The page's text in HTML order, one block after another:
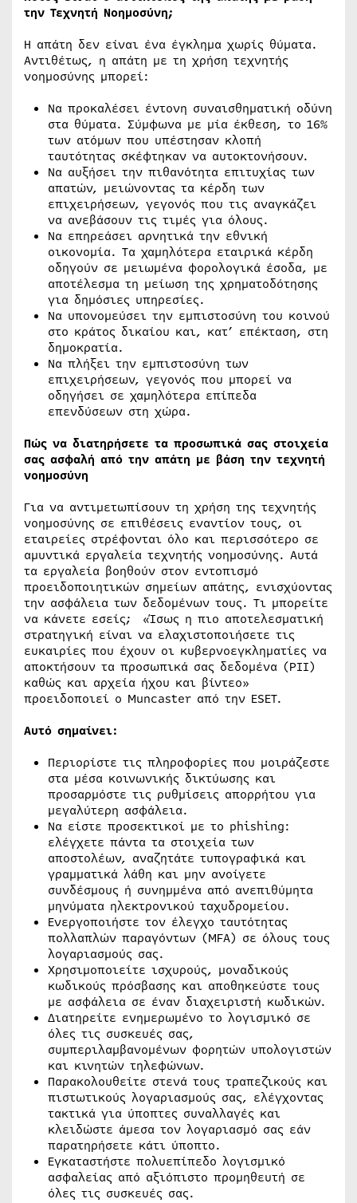
την Τεχνητή Νοημοσύνη;
Η απάτη δεν είναι ένα έγκλημα χωρίς θύματα.
Αντιθέτως, η απάτη με τη χρήση τεχνητής
νοημοσύνης μπορεί:
Να προκαλέσει έντονη συναισθηματική οδύνη
στα θύματα. Σύμφωνα με μία έκθεση, το 16%
των ατόμων που υπέστησαν κλοπή
ταυτότητας σκέφτηκαν να αυτοκτονήσουν.
Να αυξήσει την πιθανότητα επιτυχίας των
απατών, μειώνοντας τα κέρδη των
επιχειρήσεων, γεγονός που τις αναγκάζει
να ανεβάσουν τις τιμές για όλους.
Να επηρεάσει αρνητικά την εθνική
οικονομία. Τα χαμηλότερα εταιρικά κέρδη
οδηγούν σε μειωμένα φορολογικά έσοδα, με
αποτέλεσμα τη μείωση της χρηματοδότησης
για δημόσιες υπηρεσίες.
Να υπονομεύσει την εμπιστοσύνη του κοινού
στο κράτος δικαίου και, κατ’ επέκταση, στη
δημοκρατία.
Να πλήξει την εμπιστοσύνη των
επιχειρήσεων, γεγονός που μπορεί να
οδηγήσει σε χαμηλότερα επίπεδα
επενδύσεων στη χώρα.
Πώς να διατηρήσετε τα προσωπικά σας στοιχεία
σας ασφαλή από την απάτη με βάση την τεχνητή
νοημοσύνη
Για να αντιμετωπίσουν τη χρήση της τεχνητής
νοημοσύνης σε επιθέσεις εναντίον τους, οι
εταιρείες στρέφονται όλο και περισσότερο σε
αμυντικά εργαλεία τεχνητής νοημοσύνης. Αυτά
τα εργαλεία βοηθούν στον εντοπισμό
προειδοποιητικών σημείων απάτης, ενισχύοντας
την ασφάλεια των δεδομένων τους. Τι μπορείτε
να κάνετε εσείς; «Ίσως η πιο αποτελεσματική
στρατηγική είναι να ελαχιστοποιήσετε τις
ευκαιρίες που έχουν οι κυβερνοεγκληματίες να
αποκτήσουν τα προσωπικά σας δεδομένα (PII)
καθώς και αρχεία ήχου και βίντεο»
προειδοποιεί ο Muncaster από την ESET.
Αυτό σημαίνει:
Περιορίστε τις πληροφορίες που μοιράζεστε
στα μέσα κοινωνικής δικτύωσης και
προσαρμόστε τις ρυθμίσεις απορρήτου για
μεγαλύτερη ασφάλεια.
Να είστε προσεκτικοί με το phishing:
ελέγχετε πάντα τα στοιχεία των
αποστολέων, αναζητάτε τυπογραφικά και
γραμματικά λάθη και μην ανοίγετε
συνδέσμους ή συνημμένα από ανεπιθύμητα
μηνύματα ηλεκτρονικού ταχυδρομείου.
Ενεργοποιήστε τον έλεγχο ταυτότητας
πολλαπλών παραγόντων (MFA) σε όλους τους
λογαριασμούς σας.
Χρησιμοποιείτε ισχυρούς, μοναδικούς
κωδικούς πρόσβασης και αποθηκεύστε τους
με ασφάλεια σε έναν διαχειριστή κωδικών.
Διατηρείτε ενημερωμένο το λογισμικό σε
όλες τις συσκευές σας,
συμπεριλαμβανομένων φορητών υπολογιστών
και κινητών τηλεφώνων.
Παρακολουθείτε στενά τους τραπεζικούς και
πιστωτικούς λογαριασμούς σας, ελέγχοντας
τακτικά για ύποπτες συναλλαγές και
κλειδώστε άμεσα τον λογαριασμό σας εάν
παρατηρήσετε κάτι ύποπτο.
Εγκαταστήστε πολυεπίπεδο λογισμικό
ασφαλείας από αξιόπιστο προμηθευτή σε
όλες τις συσκευές σας.